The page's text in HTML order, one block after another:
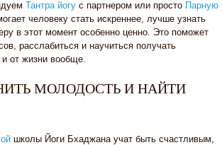
Тантра йогу с партнером или просто Парную
человеку стать искреннее, лучше узнать
в этот момент особенно ценно. Это поможет
расслабиться и научиться получать
и от жизни вообще.
МОЛОДОСТЬ И НАЙТИ
школы Йоги Бхаджана учат быть счастливым,